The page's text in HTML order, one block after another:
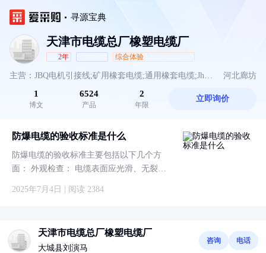
寻源宝典
天津市电缆总厂橡塑电缆厂
2年 综合体验
河北廊坊
主营：JBQ电机引接线;矿用橡套电缆;通用橡套电缆;JhS
防水电缆;船用橡套电缆;CEFR船用电缆;矿用控制电缆;计
电缆;MCP矿用电缆;电线电缆;MY矿用移动电缆;MYQ矿
用电缆;MYP矿用电缆;MCP采煤机电缆;矿用电缆;视频线;
船用电力电缆;屏蔽电缆;YH电焊机电缆;UGF高压橡套电
1
博文
6524
产品
2
年限
立即询价
防爆电缆的验收标准是什么
防爆电缆的验收标准主要包括以下几个方
面： 外观检查： 电缆表面应光滑、无裂
色泽均匀，无气泡、杂质等。 电缆的标识应
范。 电缆的
2025年7月4日 | 阅读 2384
天津市电缆总厂橡塑电缆厂
大城县刘演马
咨询 电话